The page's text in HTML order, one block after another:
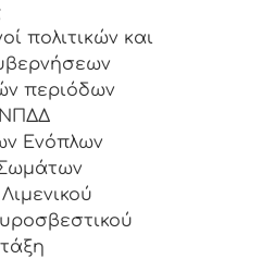
πολιτικών και
περιόδων
ΝΠΔΔ
Ενόπλων